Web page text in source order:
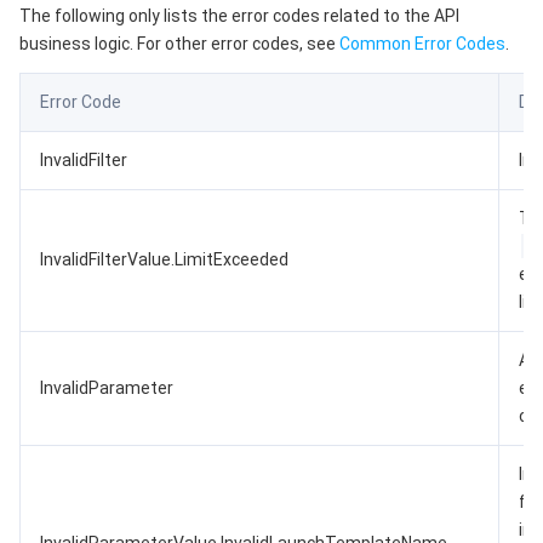
The following only lists the error codes related to the API
business logic. For other error codes, see Common Error Codes
Error Code
InvalidFilter
InvalidFilterValue.LimitExceeded
InvalidParameter
A